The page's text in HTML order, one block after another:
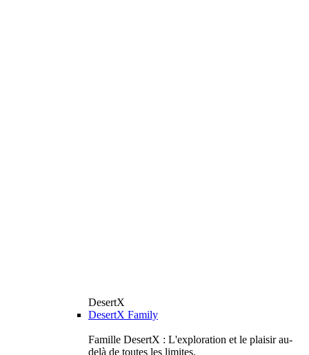
DesertX
DesertX Family
Famille DesertX : L'exploration et le plaisir au-
delà de toutes les limites.